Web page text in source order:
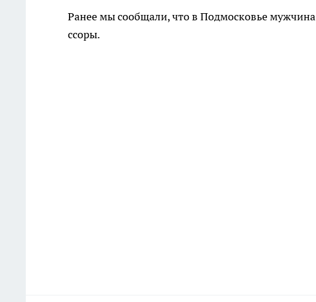
Ранее мы сообщали, что в Подмосковье мужчина
ссоры.